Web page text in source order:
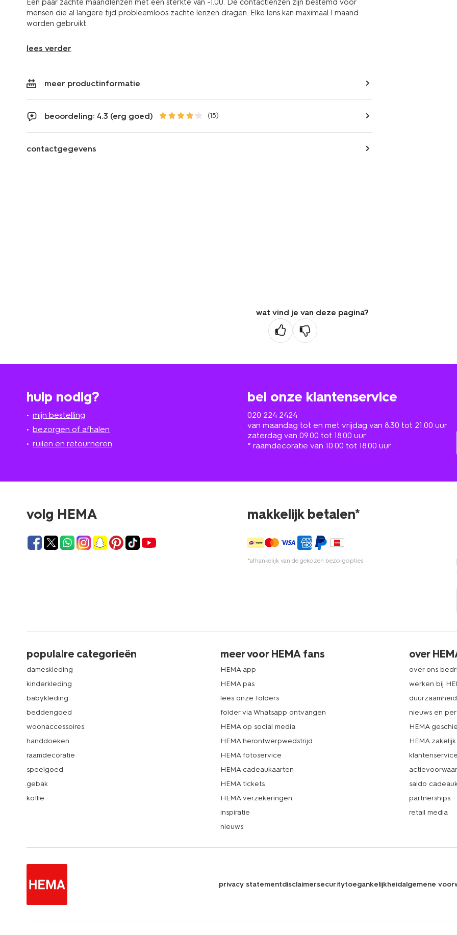
mensen die al langere tijd probleemloos zachte lenzen dragen. Elke lens kan maximaal 1 maand
worden gebruikt.
lees verder
meer productinformatie
beoordeling: 4.3 (erg goed) (15)
contactgegevens
wat vind je van deze pagina?
hulp nodig?
mijn bestelling
bezorgen of afhalen
ruilen en retourneren
bel onze klantenservice
020 224 2424
van maandag tot en met vrijdag van 8.30 tot 21.00 uur
zaterdag van 09.00 tot 18.00 uur
* raamdecoratie van 10.00 tot 18.00 uur
volg HEMA makkelijk betalen*
*afhankelijk van de gekozen bezorgopties
populaire categorieën
dameskleding
kinderkleding
babykleding
beddengoed
woonaccessoires
handdoeken
raamdecoratie
speelgoed
gebak
koffie
meer voor HEMA fans
HEMA app
HEMA pas
lees onze folders
folder via Whatsapp ontvangen
HEMA op social media
HEMA herontwerpwedstrijd
HEMA fotoservice
HEMA cadeaukaarten
HEMA tickets
HEMA verzekeringen
inspiratie
nieuws
over
over ons
werken bij
duurzaamheid
nieuws en
HEMA
HEMA zakelijk
klantenservice
saldo
partnerships
retail media
privacy statementdisclaimersecuritytoegankelijkheidalgemene